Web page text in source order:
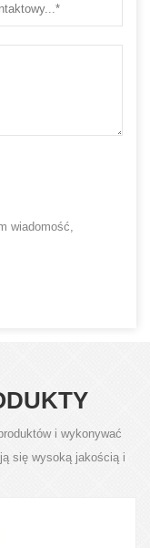
wiadomość,
i wykonywać
się wysoką jakością i